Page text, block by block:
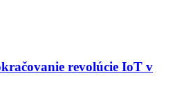
revolúcie IoT v